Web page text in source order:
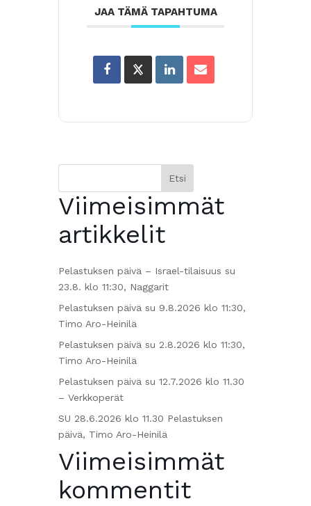
JAA TÄMÄ TAPAHTUMA
Etsi
Viimeisimmät
artikkelit
Pelastuksen päivä – Israel-tilaisuus su
23.8. klo 11:30, Naggarit
Pelastuksen päivä su 9.8.2026 klo 11:30,
Timo Aro-Heinilä
Pelastuksen päivä su 2.8.2026 klo 11:30,
Timo Aro-Heinilä
Pelastuksen päivä su 12.7.2026 klo 11.30
– Verkkoperät
SU 28.6.2026 klo 11.30 Pelastuksen
päivä, Timo Aro-Heinilä
Viimeisimmät
kommentit